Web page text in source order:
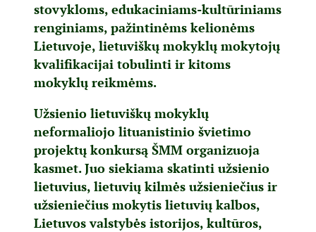
stovykloms, edukaciniams-kultūriniams
renginiams, pažintinėms kelionėms
Lietuvoje, lietuviškų mokyklų mokytojų
kvalifikacijai tobulinti ir kitoms
mokyklų reikmėms.
Užsienio lietuviškų mokyklų
neformaliojo lituanistinio švietimo
projektų konkursą ŠMM organizuoja
kasmet. Juo siekiama skatinti užsienio
lietuvius, lietuvių kilmės užsieniečius ir
užsieniečius mokytis lietuvių kalbos,
Lietuvos valstybės istorijos, kultūros,